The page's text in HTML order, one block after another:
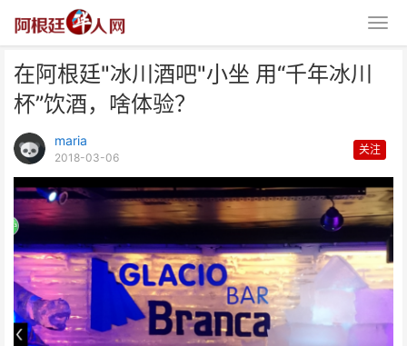
在阿根廷"冰川酒吧"小坐 用“千年冰川
杯”饮酒，啥体验？
maria
2018-03-06
关注
在阿根廷"冰川酒吧"小坐 用“